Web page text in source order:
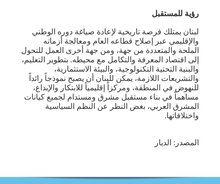
رؤية للمستقبل
لبنان يمتلك فرصة تاريخية لإعادة صياغة دوره الوطني
والإقليمي عبر إصلاح قطاعه العام ومعالجة أزماته
الملحة والمتعددة من جهة، ومن جهة أخرى العمل للتحول
إلى اقتصاد المعرفة والتكامل مع محيطه. بتطوير التعليم،
والبنية التحتية التكنولوجية، والبيئة الاستثمارية،
والتشريعات اللازمة، يمكن للبنان أن يصبح نموذجاً رائداً
للنهوض في المنطقة، ومركزاً إقليمياً للابتكار والإبداع،
مساهماً في بناء مستقبل مشرق ومستدام لجميع كيانات
المشرق العربي، بغض النظر عن النظم السياسية
واختلافاتها.
المصدر: الديار